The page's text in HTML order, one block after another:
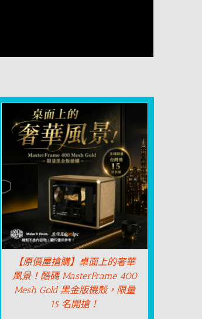
【原價屋搶購】桌面上的奢華
風景！酷碼 MasterFrame 400
Mesh Gold 黑金版機殼，限量
15 名開搶！